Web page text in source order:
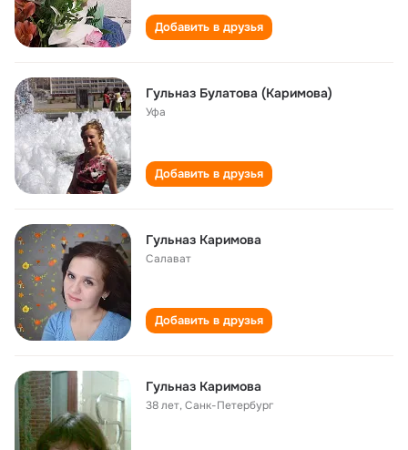
Добавить в друзья
Гульназ Булатова (Каримова)
Уфа
Добавить в друзья
Гульназ Каримова
Салават
Добавить в друзья
Гульназ Каримова
38 лет,Санк-Петербург